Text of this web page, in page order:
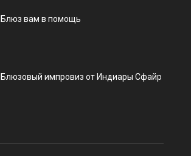
Блюз вам в помощь
Блюзовый импровиз от Индиары Сфайр